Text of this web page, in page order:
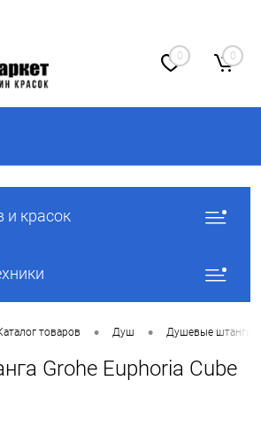
0 0
и красок
товаров • Душ • Душевые штанги
Grohe Euphoria Cube